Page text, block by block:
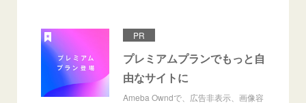
PR
プレミアムプランでもっと自
由なサイトに
Ameba Owndで、広告非表示、画像容